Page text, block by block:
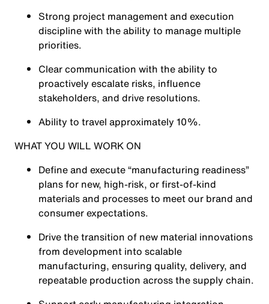
Strong project management and execution
discipline with the ability to manage multiple
priorities.
Clear communication with the ability to
proactively escalate risks, influence
stakeholders, and drive resolutions.
Ability to travel approximately 10%.
WHAT YOU WILL WORK ON
Define and execute “manufacturing readiness”
plans for new, high-risk, or first-of-kind
materials and processes to meet our brand and
consumer expectations.
Drive the transition of new material innovations
from development into scalable
manufacturing, ensuring quality, delivery, and
repeatable production across the supply chain.